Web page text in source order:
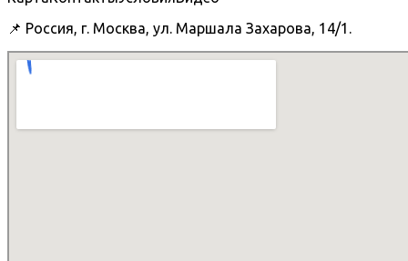
📌 Россия, г. Москва, ул. Маршала Захарова, 14/1.